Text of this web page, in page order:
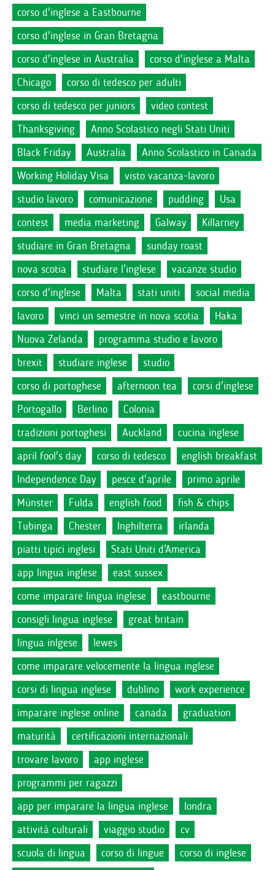
corso d'inglese a Eastbourne
corso d'inglese in Gran Bretagna
corso d'inglese in Australia
corso d'inglese a Malta
Chicago
corso di tedesco per adulti
corso di tedesco per juniors
video contest
Thanksgiving
Anno Scolastico negli Stati Uniti
Black Friday
Australia
Anno Scolastico in Canada
Working Holiday Visa
visto vacanza-lavoro
studio lavoro
comunicazione pudding
Usa
contest
media marketing Galway
Killarney
studiare in Gran Bretagna
sunday roast
nova scotia
studiare l'inglese
vacanze studio
corso d'inglese
Malta stati uniti
social media
lavoro
vinci un semestre in nova scotia
Haka
Nuova Zelanda
programma studio e lavoro
brexit
studiare inglese
studio
corso di portoghese
afternoon tea
corsi d'inglese
Portogallo
Berlino
Colonia
tradizioni portoghesi
Auckland
cucina inglese
april fool's day
corso di tedesco
english breakfast
Independence Day
pesce d'aprile
primo aprile
Münster
Fulda english food
fish & chips
Tubinga
Chester Inghilterra
irlanda
piatti tipici inglesi
Stati Uniti d'America
app lingua inglese
east sussex
come imparare lingua inglese
eastbourne
consigli lingua inglese
great britain
lingua inlgese
lewes
come imparare velocemente la lingua inglese
corsi di lingua inglese
dublino
work experience
imparare inglese online
canada
graduation
maturità
certificazioni internazionali
trovare lavoro
app inglese
programmi per ragazzi
app per imparare la lingua inglese
londra
attività culturali
viaggio studio
cv
scuola di lingua
corso di lingue
corso di inglese